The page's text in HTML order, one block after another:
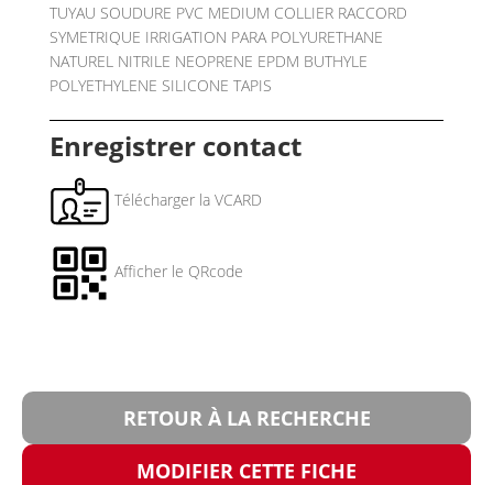
TUYAU SOUDURE PVC MEDIUM COLLIER RACCORD
SYMETRIQUE IRRIGATION PARA POLYURETHANE
NATUREL NITRILE NEOPRENE EPDM BUTHYLE
POLYETHYLENE SILICONE TAPIS
Enregistrer contact
Télécharger la VCARD
Afficher le QRcode
RETOUR À LA RECHERCHE
MODIFIER CETTE FICHE